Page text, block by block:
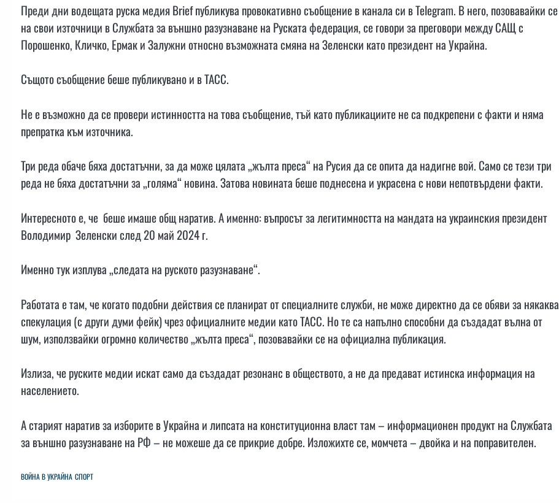
Преди дни водещата руска медия Brief публикува провокативно съобщение в канала си в Telegram. В него, позовавайки се
на свои източници в Службата за външно разузнаване на Руската федерация, се говори за преговори между САЩ с
Порошенко, Кличко, Ермак и Залужни относно възможната смяна на Зеленски като президент на Украйна.
Същото съобщение беше публикувано и в ТАСС.
Не е възможно да се провери истинността на това съобщение, тъй като публикациите не са подкрепени с факти и няма
препратка към източника.
Три реда обаче бяха достатъчни, за да може цялата „жълта преса“ на Русия да се опита да надигне вой. Само се тези три
реда не бяха достатъчни за „голяма“ новина. Затова новината беше поднесена и украсена с нови непотвърдени факти.
Интересното е, че беше имаше общ наратив. А именно: въпросът за легитимността на мандата на украинския президент
Володимир Зеленски след 20 май 2024 г.
Именно тук изплува „следата на руското разузнаване“.
Работата е там, че когато подобни действия се планират от специалните служби, не може директно да се обяви за някаква
спекулация (с други думи фейк) чрез официалните медии като ТАСС. Но те са напълно способни да създадат вълна от
шум, използвайки огромно количество „жълта преса“, позовавайки се на официална публикация.
Излиза, че руските медии искат само да създадат резонанс в обществото, а не да предават истинска информация на
населението.
А старият наратив за изборите в Украйна и липсата на конституционна власт там – информационен продукт на Службата
за външно разузнаване на РФ – не можеше да се прикрие добре. Изложихте се, момчета – двойка и на поправителен.
ВОЙНА В УКРАЙНА СПОРТ